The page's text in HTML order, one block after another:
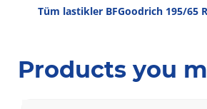
Tüm lastikler BFGoodrich 195/65
Products you